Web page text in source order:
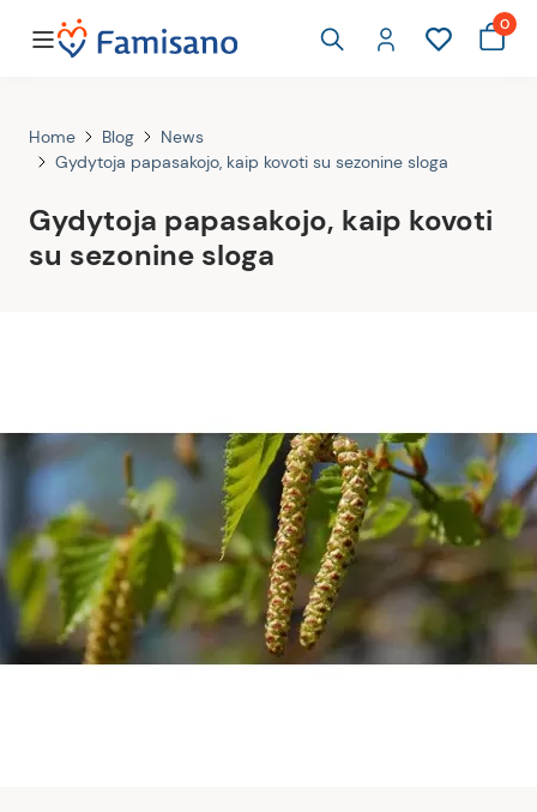
0
Home Blog
News
Gydytoja papasakojo, kaip kovoti su sezonine sloga
Gydytoja papasakojo, kaip kovoti
su sezonine sloga